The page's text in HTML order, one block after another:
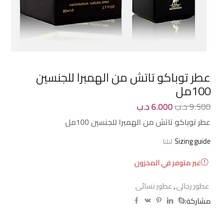
عطر توباكو تاتش من الهمبرا للجنسين
100مل
9.500د.ب6.000د.ب
عطر توباكو تاتش من الهمبرا للجنسين 100مل
Sizing guide
غير متوفر في المخزون
عطور رجالى,عطور نسائى
مشاركة: